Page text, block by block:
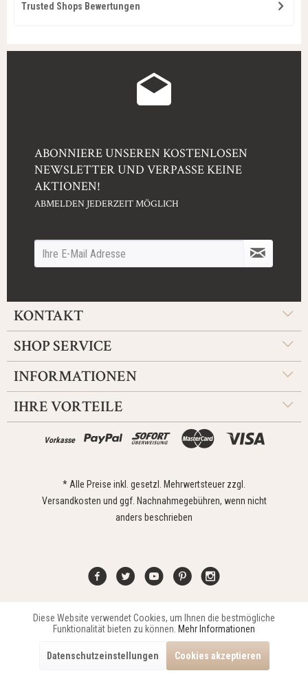
Trusted Shops Bewertungen
ABONNIERE UNSEREN KOSTENLOSEN
NEWSLETTER UND VERPASSE KEINE
AKTIONEN!
ABMELDEN JEDERZEIT MÖGLICH
KONTAKT
SHOP SERVICE
INFORMATIONEN
IHRE VORTEILE
Vorkasse
* Alle Preise inkl. gesetzl. Mehrwertsteuer zzgl.
Versandkosten und ggf. Nachnahmegebühren, wenn nicht
anders beschrieben
Kontakt Widerrufsrecht Impressum Versand Datenschutz
Copyright © 2021 Edona Design GmbH // DesignDupp GmbH
Funktionale Aktiv
Aktiv
Diese Website verwendet Cookies, um Ihnen die bestmögliche
Funktionalität bieten zu können. Mehr Informationen
Datenschutzeinstellungen Cookies akzeptieren